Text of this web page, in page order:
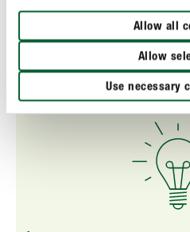
Allow all
Allow
Use necessary
Warstwa ściółki: Ściółka
reguluje temperaturę i